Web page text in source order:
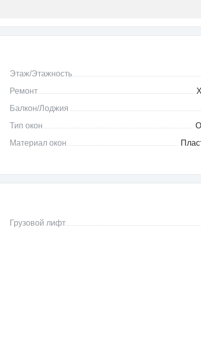
Этаж/Этажность
Ремонт
Балкон/Лоджия
Тип окон
Материал окон
Грузовой лифт